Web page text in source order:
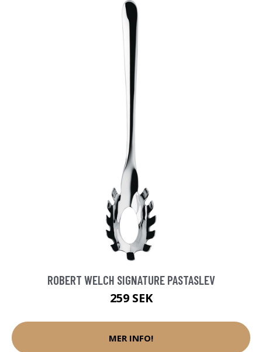
ROBERT WELCH SIGNATURE PASTASLEV
259 SEK
MER INFO!